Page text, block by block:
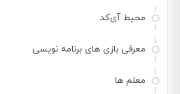
محیط آی‌کد
معرفی بازی های برنامه نویسی
معلم ها